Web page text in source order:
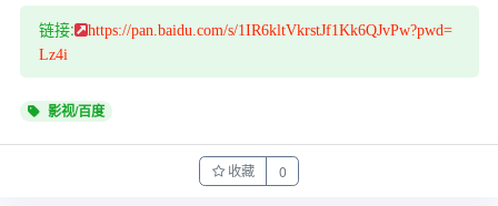
链接:
https://pan.baidu.com/s/1IR6kltVkrstJf1Kk6QJvPw?pwd=
Lz4i
影视/百度
收藏 0